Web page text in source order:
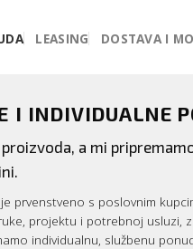
LEASING DOSTAVA I
I INDIVIDUALNE
a mi
prvenstveno s poslovnim
projektu i potrebnoj usluzi,
individualnu, službenu